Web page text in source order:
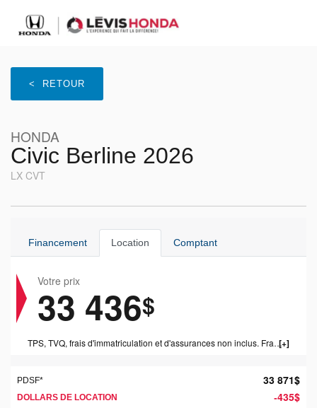
< RETOUR
HONDA
Civic Berline 2026
LX CVT
Financement Location Comptant
Votre prix
33 436$
TPS, TVQ, frais d'immatriculation et d'assurances non inclus. Frais concessionnaire de 1199$ inclus.
PDSF* 33 871$
DOLLARS DE LOCATION -435$